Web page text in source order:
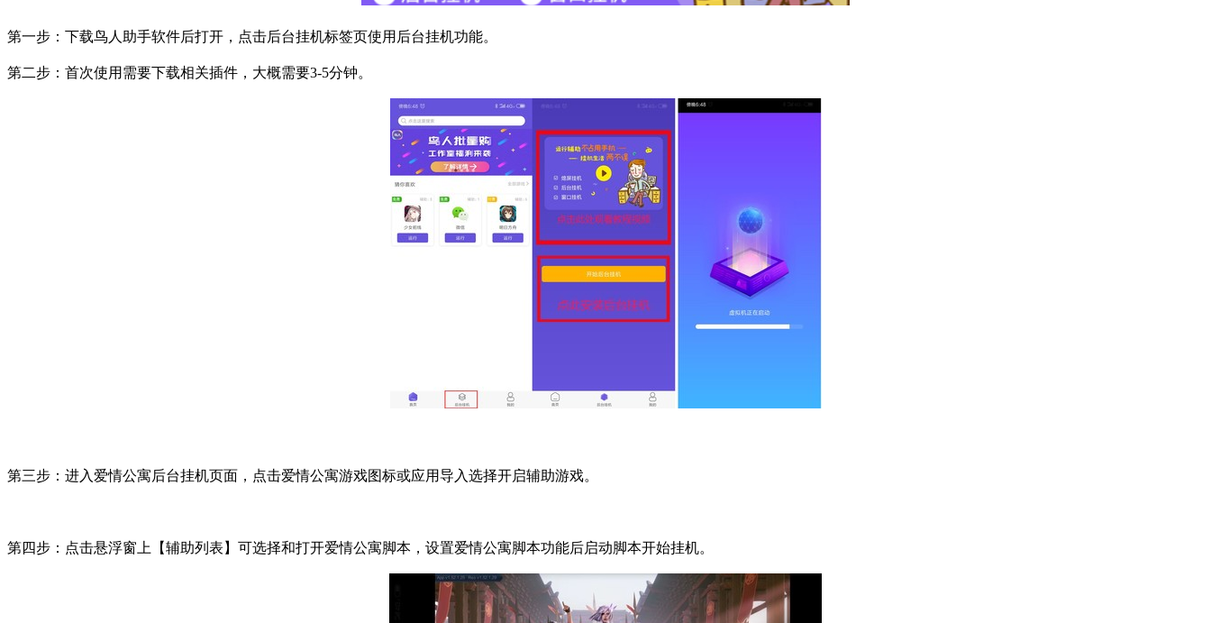
第一步：下载鸟人助手软件后打开，点击后台挂机标签页使用后台挂机功能。
第二步：首次使用需要下载相关插件，大概需要3-5分钟。
第三步：进入爱情公寓后台挂机页面，点击爱情公寓游戏图标或应用导入选择开启辅助游戏。
第四步：点击悬浮窗上【辅助列表】可选择和打开爱情公寓脚本，设置爱情公寓脚本功能后启动脚本开始挂机。